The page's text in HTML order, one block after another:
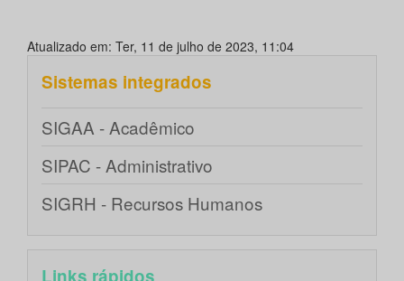
Atualizado em: Ter, 11 de julho de 2023, 11:04
Sistemas integrados
SIGAA - Acadêmico
SIPAC - Administrativo
SIGRH - Recursos Humanos